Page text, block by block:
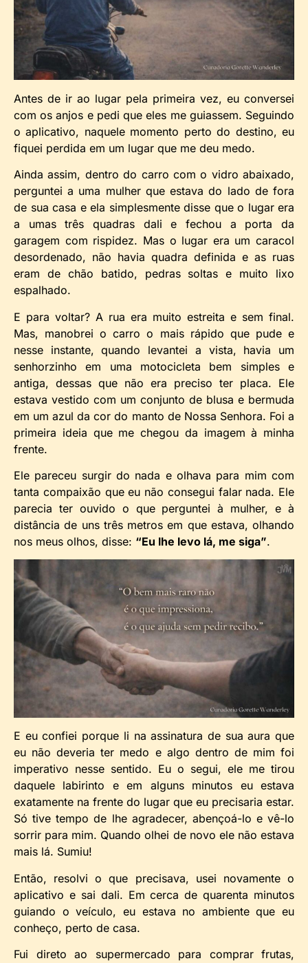
Antes de ir ao lugar pela primeira vez, eu conversei
com os anjos e pedi que eles me guiassem. Seguindo
o aplicativo, naquele momento perto do destino, eu
fiquei perdida em um lugar que me deu medo.
Ainda assim, dentro do carro com o vidro abaixado,
perguntei a uma mulher que estava do lado de fora
de sua casa e ela simplesmente disse que o lugar era
a umas três quadras dali e fechou a porta da
garagem com rispidez. Mas o lugar era um caracol
desordenado, não havia quadra definida e as ruas
eram de chão batido, pedras soltas e muito lixo
espalhado.
E para voltar? A rua era muito estreita e sem final.
Mas, manobrei o carro o mais rápido que pude e
nesse instante, quando levantei a vista, havia um
senhorzinho em uma motocicleta bem simples e
antiga, dessas que não era preciso ter placa. Ele
estava vestido com um conjunto de blusa e bermuda
em um azul da cor do manto de Nossa Senhora. Foi a
primeira ideia que me chegou da imagem à minha
frente.
Ele pareceu surgir do nada e olhava para mim com
tanta compaixão que eu não consegui falar nada. Ele
parecia ter ouvido o que perguntei à mulher, e à
distância de uns três metros em que estava, olhando
nos meus olhos, disse: “Eu lhe levo lá, me siga”.
E eu confiei porque li na assinatura de sua aura que
eu não deveria ter medo e algo dentro de mim foi
imperativo nesse sentido. Eu o segui, ele me tirou
daquele labirinto e em alguns minutos eu estava
exatamente na frente do lugar que eu precisaria estar.
Só tive tempo de lhe agradecer, abençoá-lo e vê-lo
sorrir para mim. Quando olhei de novo ele não estava
mais lá. Sumiu!
Então, resolvi o que precisava, usei novamente o
aplicativo e sai dali. Em cerca de quarenta minutos
guiando o veículo, eu estava no ambiente que eu
conheço, perto de casa.
Fui direto ao supermercado para comprar frutas,